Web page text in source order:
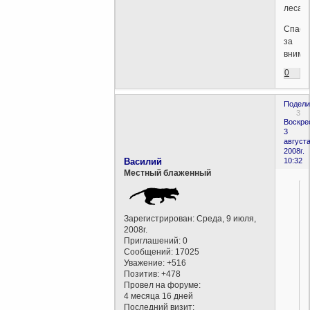
леса.
за
0
3
3
2008г.
10:32
Василий
Местный блаженный
Зарегистрирован: Среда, 9 июля,
2008г.
Приглашений: 0
Сообщений: 17025
Уважение: +516
Позитив: +478
Провел на форуме:
4 месяца 16 дней
Последний визит: